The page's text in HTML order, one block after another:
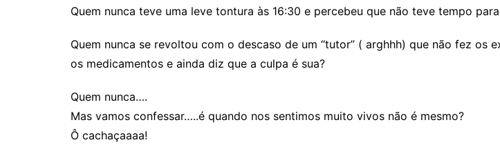
Quem nunca teve uma leve tontura às 16:30 e percebeu que não teve tempo
Quem nunca se revoltou com o descaso de um “tutor” ( arghhh) que não fez os
os medicamentos e ainda diz que a culpa é sua?
Quem nunca….
Mas vamos confessar…..é quando nos sentimos muito vivos não é mesmo?
Ô cachaçaaaa!